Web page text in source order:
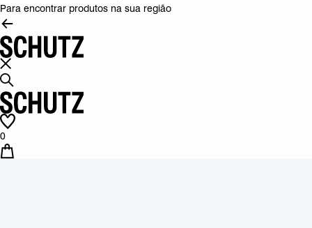
Para encontrar produtos na sua região
0